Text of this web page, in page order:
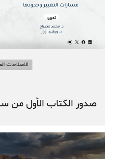
الاصلاحات
صدور الكتاب الأول من